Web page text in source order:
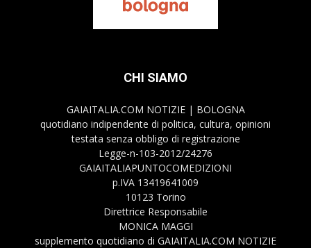
CHI SIAMO
GAIAITALIA.COM NOTIZIE | BOLOGNA
quotidiano indipendente di politica, cultura, opinioni
testata senza obbligo di registrazione
Legge-n-103-2012/24276
GAIAITALIAPUNTOCOMEDIZIONI
p.IVA 13419641009
10123 Torino
Direttrice Responsabile
MONICA MAGGI
supplemento quotidiano di GAIAITALIA.COM NOTIZIE